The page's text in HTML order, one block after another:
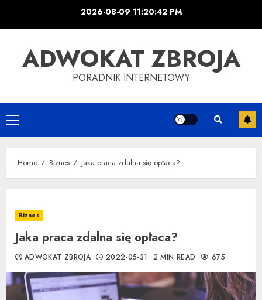
2026-08-09 11:20:43 PM
ADWOKAT ZBROJA
PORADNIK INTERNETOWY
Primary
Menu
Home Biznes Jaka praca zdalna się opłaca?
Biznes
Jaka praca zdalna się opłaca?
ADWOKAT ZBROJA 2022-05-31 2 MIN READ 675